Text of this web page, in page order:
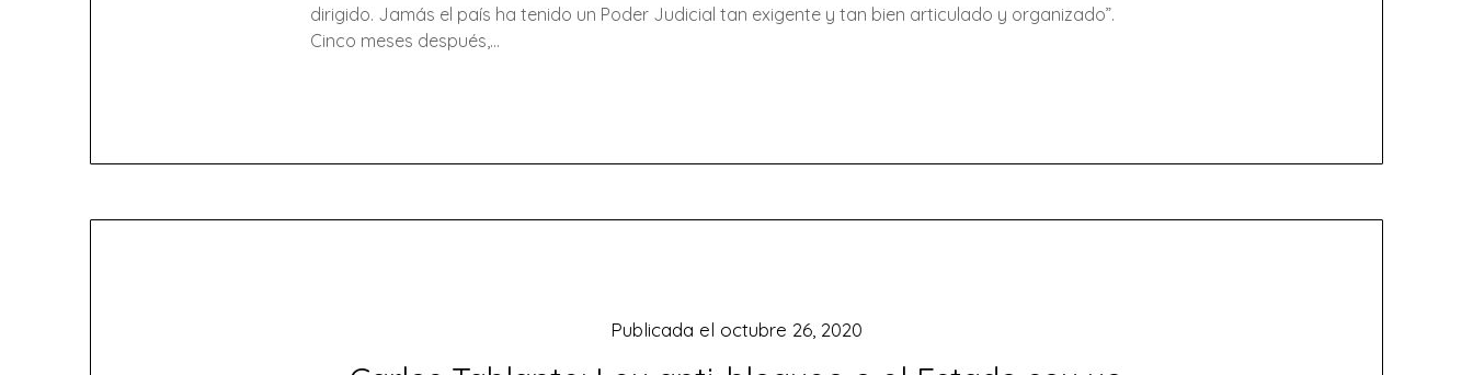
dirigido. Jamás el país ha tenido un Poder Judicial tan exigente y tan bien articulado y organizado”.
Cinco meses después,…
Publicada el octubre 26, 2020